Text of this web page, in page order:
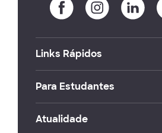
Links Rápidos
Para Estudantes
Atualidade